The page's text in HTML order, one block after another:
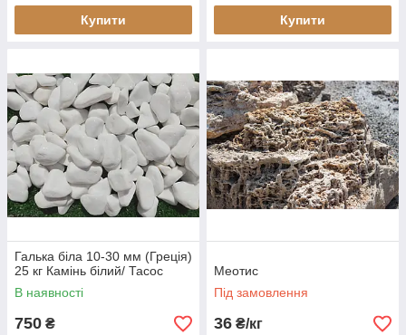
Купити Купити
Галька біла 10-30 мм (Греція)
25 кг Камінь білий/ Тасос
В наявності
750 ₴
Меотис
Під замовлення
36 ₴/кг